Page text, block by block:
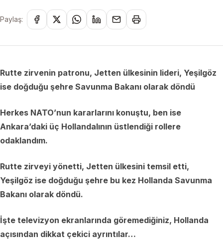
Paylaş:
Rutte zirvenin patronu, Jetten ülkesinin lideri, Yeşilgöz
ise doğduğu şehre Savunma Bakanı olarak döndü
Herkes NATO’nun kararlarını konuştu, ben ise
Ankara’daki üç Hollandalının üstlendiği rollere
odaklandım.
Rutte zirveyi yönetti, Jetten ülkesini temsil etti,
Yeşilgöz ise doğduğu şehre bu kez Hollanda Savunma
Bakanı olarak döndü.
İşte televizyon ekranlarında göremediğiniz, Hollanda
açısından dikkat çekici ayrıntılar…